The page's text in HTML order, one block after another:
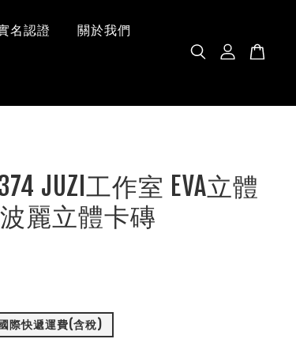
名認證 關於我們
JUZI工作室 EVA立體
麗立體卡磚
不含國際快遞運費(含稅)